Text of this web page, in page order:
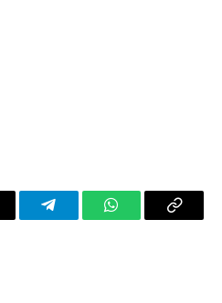
TelegramWhatsAppCopy